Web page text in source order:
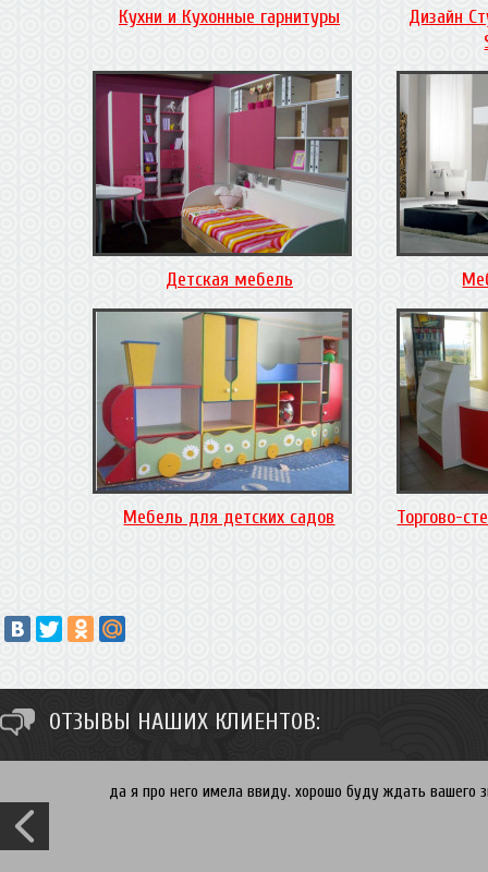
Кухни и Кухонные гарнитуры
Дизайн
Детская мебель
Мебель для детских садов Торгово-
ОТЗЫВЫ НАШИХ КЛИЕНТОВ:
да я про него имела ввиду. хорошо буду ждать вашего